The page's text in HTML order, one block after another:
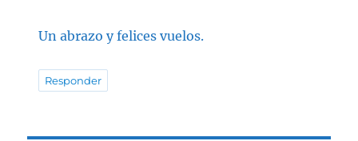
Un abrazo y felices vuelos.
Responder